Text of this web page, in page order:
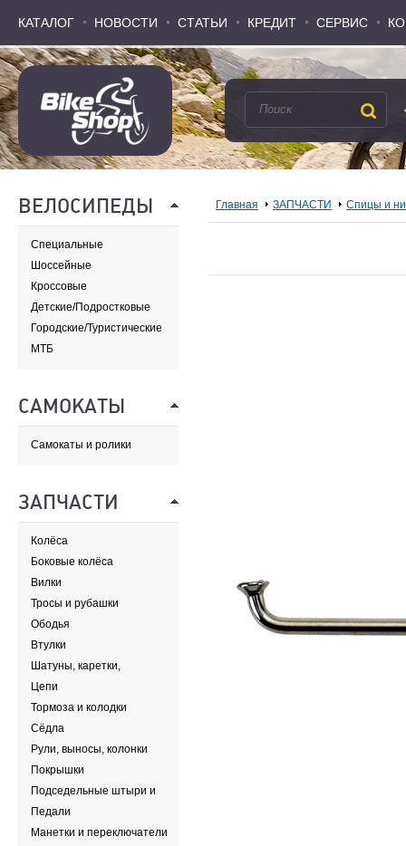
КАТАЛОГ НОВОСТИ СТАТЬИ КРЕДИТ СЕРВИС
КАТАЛОГ НОВОСТИ СТАТЬИ КРЕДИТ СЕРВИС
ВЕЛОСИПЕДЫ
Специальные
Шоссейные
Кроссовые
Детские/Подростковые
Городские/Туристические
МТБ
САМОКАТЫ
Самокаты и ролики
ЗАПЧАСТИ
Колёса
Боковые колёса
Вилки
Тросы и рубашки
Ободья
Втулки
Шатуны, каретки,
передние звезды
Цепи
Тормоза и колодки
Сёдла
Рули, выносы, колонки
Покрышки
Подседельные штыри и
хомуты
Педали
Манетки и переключатели
Главная ЗАПЧАСТИ Спицы и